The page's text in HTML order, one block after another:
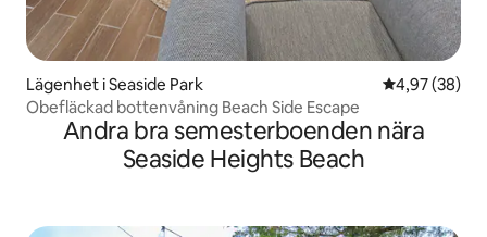
Lägenhet i Seaside Park 4,97 av 5 i
4,97 (38)
Obefläckad bottenvåning Beach Side Escape
Andra bra semesterboenden nära
Seaside Heights Beach